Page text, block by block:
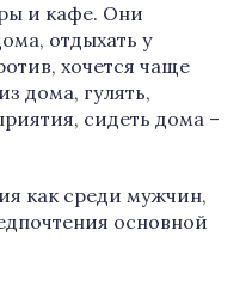
и кафе. Они
отдыхать у
хочется чаще
дома, гулять,
сидеть дома –
как среди мужчин,
основной